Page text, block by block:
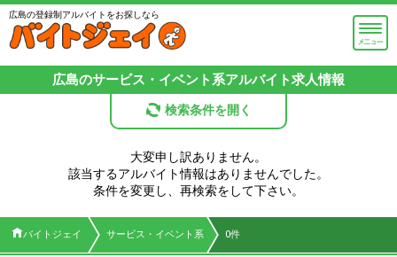
広島の登録制アルバイトをお探しなら
広島のサービス・イベント系アルバイト求人情報
検索条件を開く
大変申し訳ありません。
該当するアルバイト情報はありませんでした。
条件を変更し、再検索をして下さい。
バイトジェイ サービス・イベント系 0件